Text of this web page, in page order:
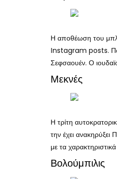
Η αποθέωση του μπλε
Ιnstagram posts. Πού
Σεφσαουέν. Ο
Μεκνές
Η τρίτη
την έχει
με τα
Βολούμπιλις